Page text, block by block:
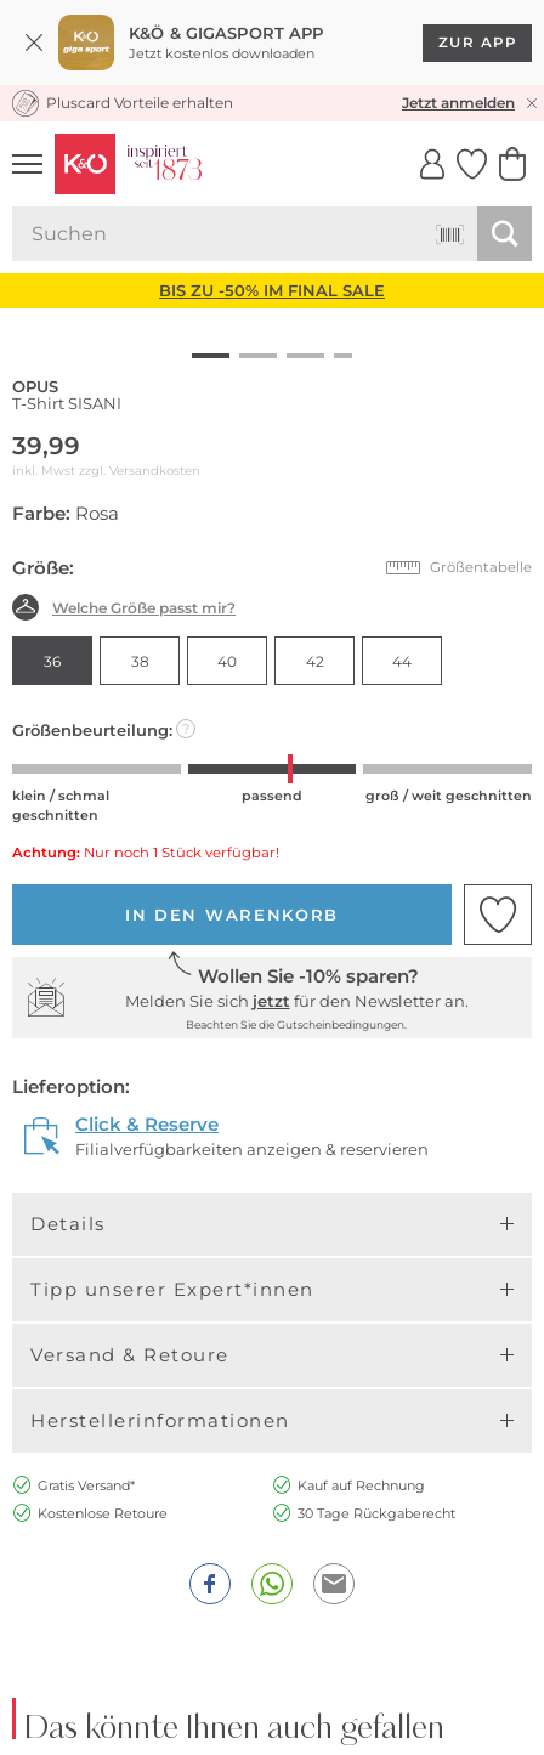
K&Ö & GIGASPORT APP
Jetzt kostenlos downloaden
ZUR APP
KOSTENLOSER VERSAND* & RÜCKVERSAND
Pluscard Vorteile erhalten Jetzt anmelden
UNSERE APP
CLICK &
BIS ZU -50% IM FINAL SALE
OPUS
T-Shirt SISANI
39,99
inkl. Mwst zzgl. Versandkosten
Farbe: Rosa
Größe: Größentabelle
Welche Größe passt mir?
36 38 40 42 44
Größenbeurteilung: ?
klein / schmal
geschnitten
passend groß / weit geschnitten
Achtung: Nur noch 1 Stück verfügbar!
IN DEN WARENKORB
Wollen Sie -10% sparen?
Melden Sie sich jetzt für den Newsletter an.
Beachten Sie die Gutscheinbedingungen.
Lieferoption:
Click & Reserve
Filialverfügbarkeiten anzeigen & reservieren
Details
Tipp unserer Expert*innen
Versand & Retoure
Herstellerinformationen
Gratis Versand*
Kauf auf Rechnung
Kostenlose Retoure
30 Tage Rückgaberecht
Das könnte Ihnen auch gefallen